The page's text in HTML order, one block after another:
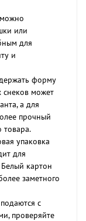
или
для
и
форму
снеков может
а для
прочный
товара.
упаковка
для
картон
заметного
с
проверяйте